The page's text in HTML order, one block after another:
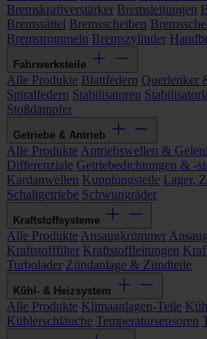
Bremskraftverstärker Bremsleitungen
Bremssättel Bremsscheiben
Bremstrommeln Bremszylinder
Fahrwerksteile
Alle Produkte Blattfedern Querlenker
Spiralfedern Stabilisatoren
Stoßdämpfer
Getriebe & Antrieb
Alle Produkte Antriebswellen &
Differenziale Getriebedichtungen & -
Kardanwellen Kupplungsteile Lager,
Schaltgetriebe Schwungräder
Kraftstoffsysteme
Alle Produkte Ansaugkrümmer
Kraftstofffilter Kraftstoffleitungen
Turbolader Zündanlage & Zündteile
Kühl- & Heizsystem
Alle Produkte Klimaanlagen-Teile
Kühlerschläuche Temperatursensoren